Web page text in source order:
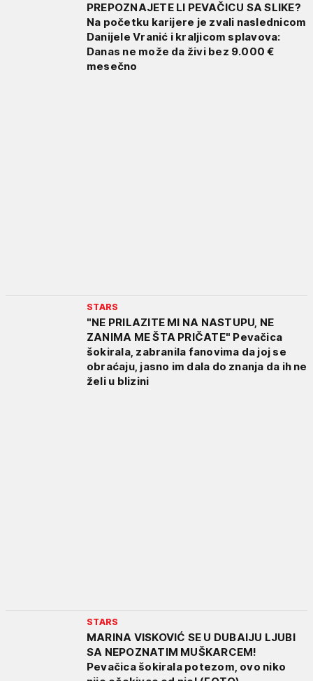
PREPOZNAJETE LI PEVAČICU SA SLIKE?
Na početku karijere je zvali naslednicom
Danijele Vranić i kraljicom splavova:
Danas ne može da živi bez 9.000 €
mesečno
STARS
"NE PRILAZITE MI NA NASTUPU, NE
ZANIMA ME ŠTA PRIČATE" Pevačica
šokirala, zabranila fanovima da joj se
obraćaju, jasno im dala do znanja da ih ne
želi u blizini
STARS
MARINA VISKOVIĆ SE U DUBAIJU LJUBI
SA NEPOZNATIM MUŠKARCEM!
Pevačica šokirala potezom, ovo niko